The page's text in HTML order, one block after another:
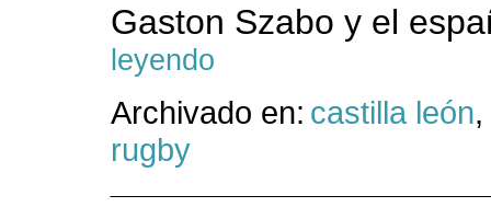
Gaston Szabo y el
leyendo
Archivado en: castilla león,
rugby